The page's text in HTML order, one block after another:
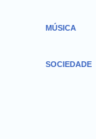
MÚSICA
SOCIEDADE